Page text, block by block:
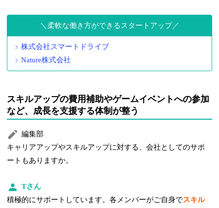
柔軟な働き方ができるスタートアップ
株式会社スマートドライブ
Nature株式会社
スキルアップの費用補助やゲームイベントへの参加
など、成長を支援する体制が整う
編集部
キャリアアップやスキルアップに対する、会社としてのサポ
ートもありますか。
Tさん
積極的にサポートしています。各メンバーがご自身でスキル